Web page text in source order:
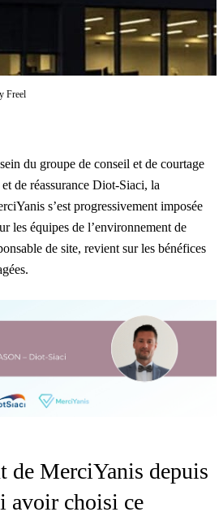
Freel
du groupe de conseil et de courtage
de réassurance Diot-Siaci, la
s’est progressivement imposée
les équipes de l’environnement de
de site, revient sur les bénéfices
de MerciYanis depuis
avoir choisi ce